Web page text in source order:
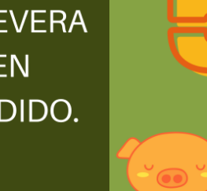
aquí contenida, ni el diseño, ni su
de propiedad intelectual e industrial.
de VEGESAN
el consentimiento del titular de
y se compromete a
deberá bloquearlas o salir de la
a la web